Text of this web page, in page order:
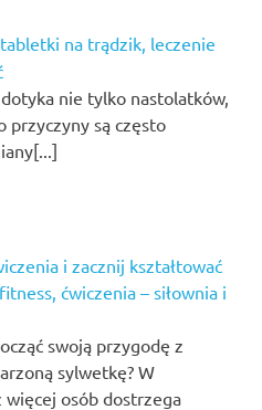
na trądzik, leczenie
nie tylko nastolatków,
przyczyny są często
i zacznij kształtować
ćwiczenia – siłownia i
swoją przygodę z
sylwetkę? W
więcej osób dostrzega